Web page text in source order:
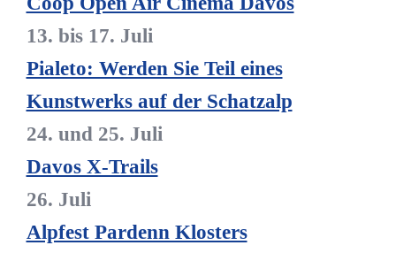
13. bis 17. Juli
Pialeto: Werden Sie Teil eines
Kunstwerks auf der Schatzalp
24. und 25. Juli
Davos X-Trails
26. Juli
Alpfest Pardenn Klosters